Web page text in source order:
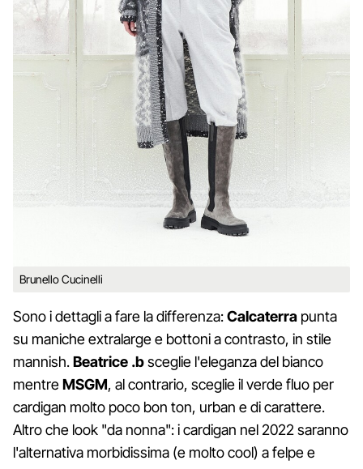
Brunello Cucinelli
Sono i dettagli a fare la differenza:Calcaterra punta
su maniche extralarge e bottoni a contrasto, in stile
mannish.Beatrice .bsceglie l'eleganza del bianco
mentreMSGM, al contrario, sceglie il verde fluo per
cardigan molto poco bon ton, urban e di carattere.
Altro che look "da nonna": i cardigan nel 2022 saranno
l'alternativa morbidissima (e molto cool) a felpe e